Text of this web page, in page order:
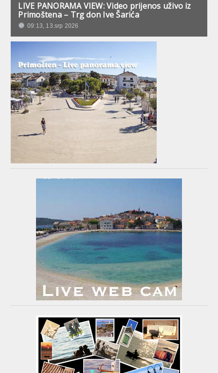
LIVE PANORAMA VIEW: Video prijenos uživo iz
Primoštena – Trg don Ive Šarića
09:13, 13.srp 2026